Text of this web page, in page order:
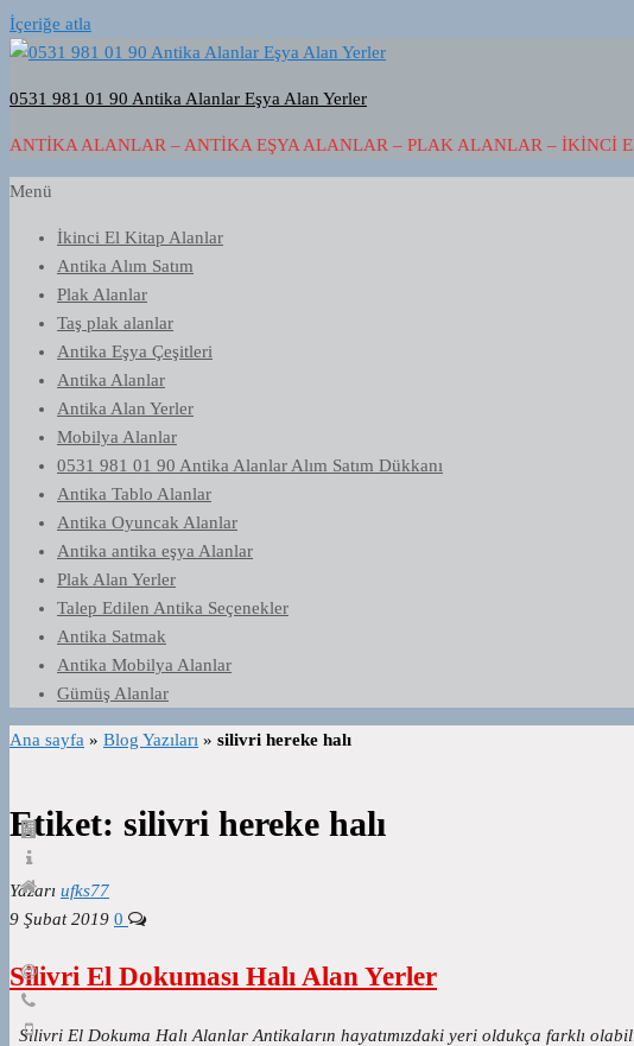
İçeriğe atla
0531 981 01 90 Antika Alanlar Eşya Alan Yerler
ANTIKA ALANLAR – ANTIKA EŞYA ALANLAR – PLAK ALANLAR – İKINCI
Menü
İkinci El Kitap Alanlar
Antika Alım Satım
Plak Alanlar
Taş plak alanlar
Antika Eşya Çeşitleri
Antika Alanlar
Antika Alan Yerler
Mobilya Alanlar
0531 981 01 90 Antika Alanlar Alım Satım Dükkanı
Antika Tablo Alanlar
Antika Oyuncak Alanlar
Antika antika eşya Alanlar
Plak Alan Yerler
Talep Edilen Antika Seçenekler
Antika Satmak
Antika Mobilya Alanlar
Gümüş Alanlar
Ana sayfa » Blog Yazıları » silivri hereke halı
Etiket: silivri hereke halı
Yazarı ufks77
9 Şubat 2019 0
Silivri El Dokuması Halı Alan Yerler
Silivri El Dokuma Halı Alanlar Antikaların hayatımızdaki yeri oldukça farklı